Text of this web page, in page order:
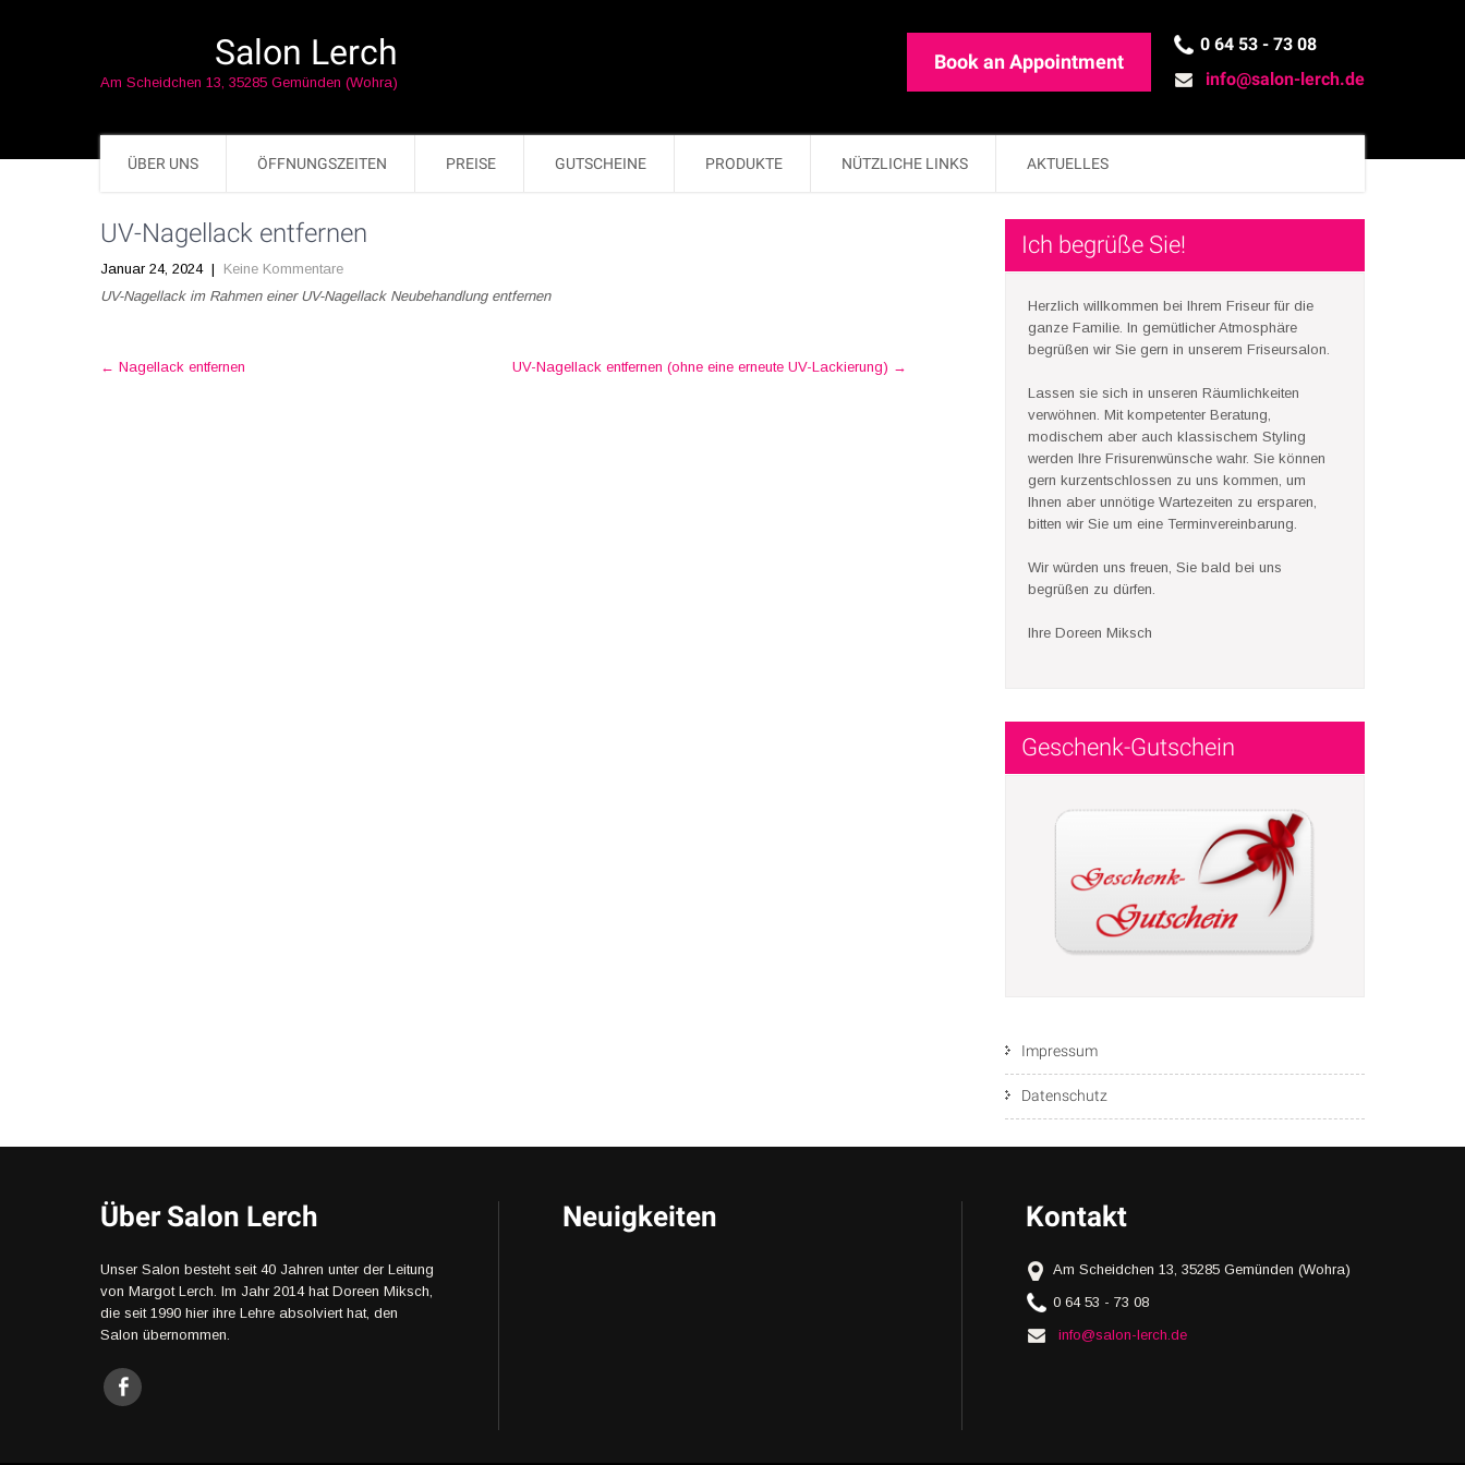
Salon Lerch
Am Scheidchen 13, 35285 Gemünden (Wohra)
0 64 53 - 73 08
info@salon-lerch.de
Book an Appointment
ÜBER UNS ÖFFNUNGSZEITEN PREISE GUTSCHEINE PRODUKTE NÜTZLICHE LINKS AKTUELLES
UV-Nagellack entfernen
Januar 24, 2024 | Keine Kommentare
UV-Nagellack im Rahmen einer UV-Nagellack Neubehandlung entfernen
Post
← Nagellack entfernen UV-Nagellack entfernen (ohne eine erneute UV-Lackierung) →
Ich begrüße Sie!
Herzlich willkommen bei Ihrem Friseur für die
ganze Familie. In gemütlicher Atmosphäre
begrüßen wir Sie gern in unserem Friseursalon.
Lassen sie sich in unseren Räumlichkeiten
verwöhnen. Mit kompetenter Beratung,
modischem aber auch klassischem Styling
werden Ihre Frisurenwünsche wahr. Sie können
gern kurzentschlossen zu uns kommen, um
Ihnen aber unnötige Wartezeiten zu ersparen,
bitten wir Sie um eine Terminvereinbarung.
Wir würden uns freuen, Sie bald bei uns
begrüßen zu dürfen.
Ihre Doreen Miksch
Geschenk-Gutschein
Impressum
Datenschutz
Über Salon Lerch
Unser Salon besteht seit 40 Jahren unter der Leitung
von Margot Lerch. Im Jahr 2014 hat Doreen Miksch,
die seit 1990 hier ihre Lehre absolviert hat, den
Salon übernommen.
Neuigkeiten Kontakt
Am Scheidchen 13, 35285 Gemünden (Wohra)
0 64 53 - 73 08
info@salon-lerch.de